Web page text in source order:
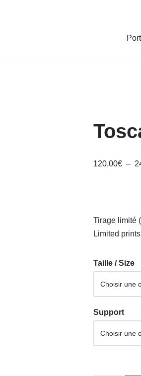
120,00€ –
Tirage limité
Limited
Taille / Size
Support